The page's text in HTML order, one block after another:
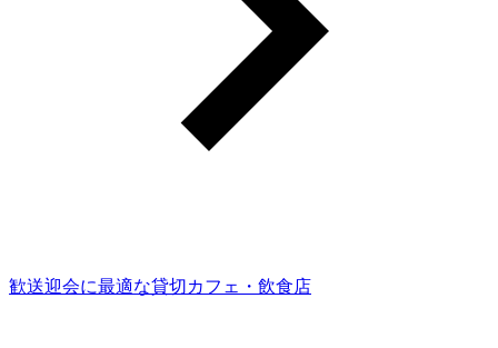
歓送迎会に最適な貸切カフェ・飲食店